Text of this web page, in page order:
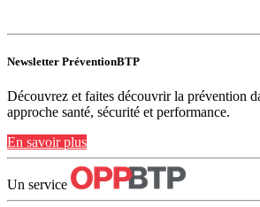
Newsletter PréventionBTP
Découvrez et faites découvrir la prévention
approche santé, sécurité et performance.
En savoir plus
Un service